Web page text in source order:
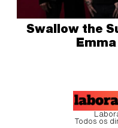
Swallow the
Todos os